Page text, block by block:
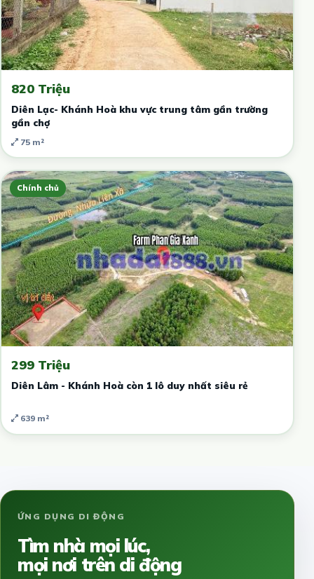
820 Triệu
Diên Lạc- Khánh Hoà khu vực trung tâm gần trường
gần chợ
75 m²
Chính chủ
299 Triệu
Diên Lâm - Khánh Hoà còn 1 lô duy nhất siêu rẻ
639 m²
ỨNG DỤNG DI ĐỘNG
Tìm nhà mọi lúc,
mọi nơi trên di động